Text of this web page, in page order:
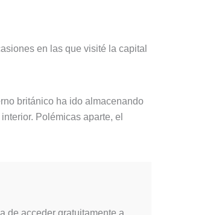
en las que visité la capital
británico ha ido almacenando
Polémicas aparte, el
de acceder gratuitamente a